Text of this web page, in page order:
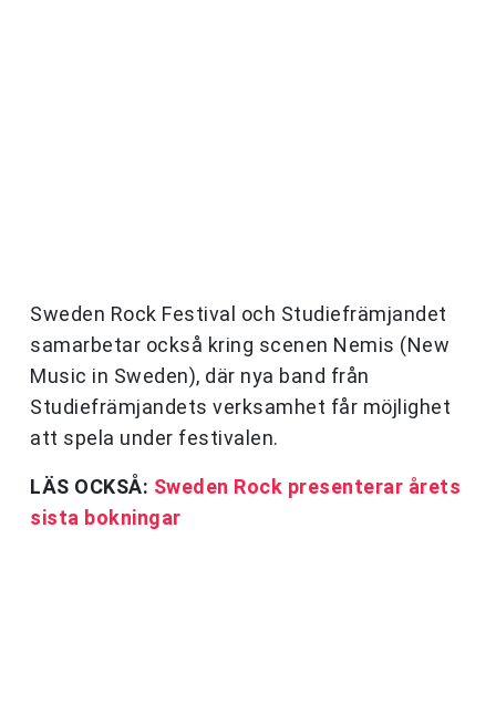
Sweden Rock Festival och Studiefrämjandet
samarbetar också kring scenen Nemis (New
Music in Sweden), där nya band från
Studiefrämjandets verksamhet får möjlighet
att spela under festivalen.
LÄS OCKSÅ: Sweden Rock presenterar årets
sista bokningar